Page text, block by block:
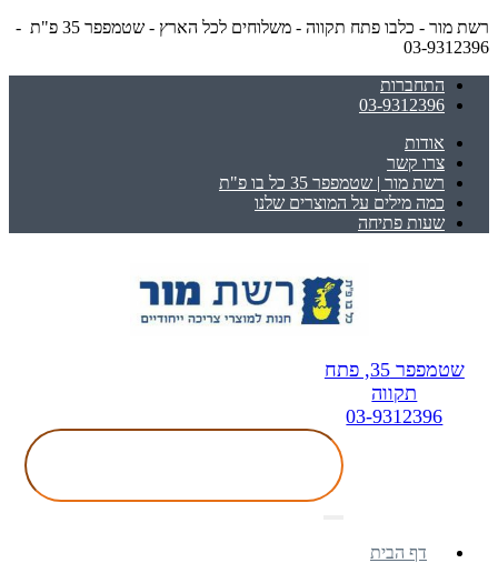
רשת מור - כלבו פתח תקווה - משלוחים לכל הארץ - שטמפפר 35 פ"ת -
03-9312396
התחברות
03-9312396
אודות
צרו קשר
רשת מור | שטמפפר 35 כל בו פ"ת
כמה מילים על המוצרים שלנו
שעות פתיחה
שטמפפר 35, פתח
תקווה
03-9312396
דף הבית